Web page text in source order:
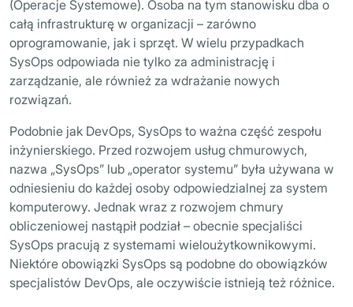
(Operacje Systemowe). Osoba na tym stanowisku dba o
całą infrastrukturę w organizacji – zarówno
oprogramowanie, jak i sprzęt. W wielu przypadkach
SysOps odpowiada nie tylko za administrację i
zarządzanie, ale również za wdrażanie nowych
rozwiązań.
Podobnie jak DevOps, SysOps to ważna część zespołu
inżynierskiego. Przed rozwojem usług chmurowych,
nazwa „SysOps” lub „operator systemu” była używana w
odniesieniu do każdej osoby odpowiedzialnej za system
komputerowy. Jednak wraz z rozwojem chmury
obliczeniowej nastąpił podział – obecnie specjaliści
SysOps pracują z systemami wieloużytkownikowymi.
Niektóre obowiązki SysOps są podobne do obowiązków
specjalistów DevOps, ale oczywiście istnieją też różnice.